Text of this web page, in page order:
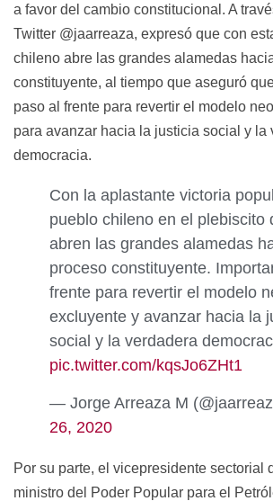
a favor del cambio constitucional. A
Twitter @jaarreaza, expresó que con
chileno abre las grandes alamedas
constituyente, al tiempo que aseguró
paso al frente para revertir el modelo
para avanzar hacia la justicia social y la
democracia.
Con la aplastante victoria
pueblo chileno en el plebiscito
abren las grandes alamedas
proceso constituyente.
frente para revertir el modelo
excluyente y avanzar hacia la
social y la verdadera
pic.twitter.com/kqsJo6ZHt1
— Jorge Arreaza M
26, 2020
Por su parte, el vicepresidente sectorial
ministro del Poder Popular para el